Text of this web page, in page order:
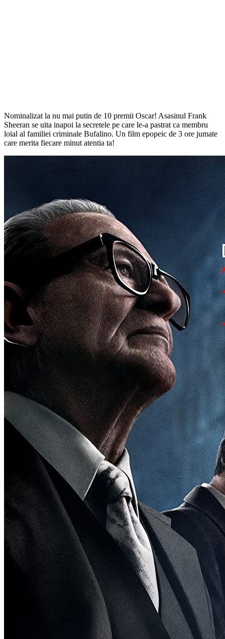
Nominalizat la nu mai putin de 10 premii Oscar! Asasinul Frank
Sheeran se uita inapoi la secretele pe care le-a pastrat ca membru
loial al familiei criminale Bufalino. Un film epopeic de 3 ore jumate
care merita fiecare minut atentia ta!